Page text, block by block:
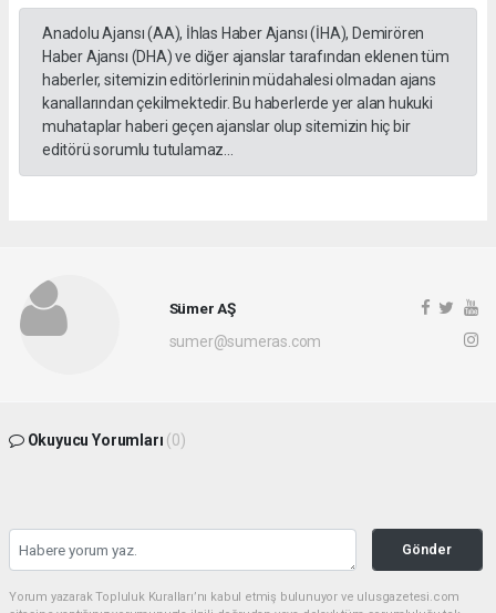
Anadolu Ajansı (AA), İhlas Haber Ajansı (İHA), Demirören
Haber Ajansı (DHA) ve diğer ajanslar tarafından eklenen tüm
haberler, sitemizin editörlerinin müdahalesi olmadan ajans
kanallarından çekilmektedir. Bu haberlerde yer alan hukuki
muhataplar haberi geçen ajanslar olup sitemizin hiç bir
editörü sorumlu tutulamaz...
Sümer AŞ
sumer@sumeras.com
Okuyucu Yorumları (0)
Gönder
Yorum yazarak Topluluk Kuralları’nı kabul etmiş bulunuyor ve ulusgazetesi.com